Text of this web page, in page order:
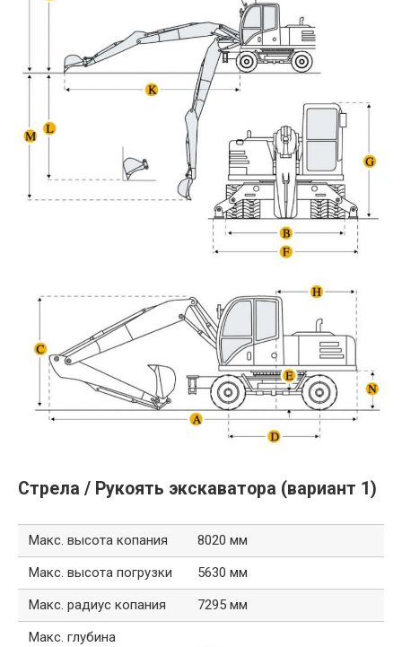
Стрела / Рукоять экскаватора (вариант 1)
Макс. высота копания
8020 мм
Макс. высота погрузки
5630 мм
Макс. радиус копания
7295 мм
Макс. глубина